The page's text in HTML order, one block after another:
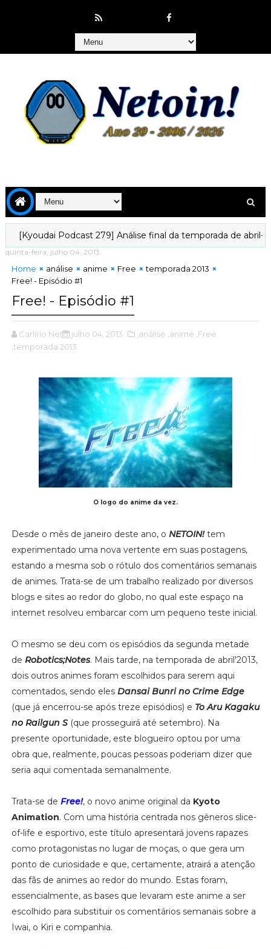
Podcast 279] Análise final da temporada de abril-2026!
quinta-feira, julho 04, 2013
Home análise anime Free
temporada 2013
Free! - Episódio #1
Free! - Episódio #1
Carlírio Neto julho 04, 2013 ,análise ,anime ,Free
,temporada 2013
O logo do anime da vez.
Desde o mês de janeiro deste ano, o NETOIN!tem
experimentado uma nova vertente em suas postagens,
estando a mesma sob o rótulo dos comentários semanais
de animes. Trata-se de um trabalho realizado por diversos
blogs e sites ao redor do globo, no qual este espaço na
internet resolveu embarcar com um pequeno teste inicial.
O mesmo se deu com os episódios da segunda metade
de Robotics;Notes. Mais tarde, na temporada de abril'2013,
dois outros animes foram escolhidos para serem aqui
comentados, sendo eles Dansai Bunri no Crime Edge
(que já encerrou-se após treze episódios) e To Aru Kagaku
no Railgun S(que prosseguirá até setembro). Na
presente oportunidade, este blogueiro optou por uma
obra que, realmente, poucas pessoas poderiam dizer que
seria aqui comentada semanalmente.
Trata-se de Free!, o novo anime original da Kyoto
Animation. Com uma história centrada nos gêneros slice-
of-life e esportivo, este título apresentará jovens rapazes
como protagonistas no lugar de moças, o que gera um
ponto de curiosidade e que, certamente, atrairá a atenção
das fãs de animes ao redor do mundo. Estas foram,
essencialmente, as bases que levaram este anime a ser
escolhido para substituir os comentários semanais sobre a
Iwai, o Kiri e companhia.